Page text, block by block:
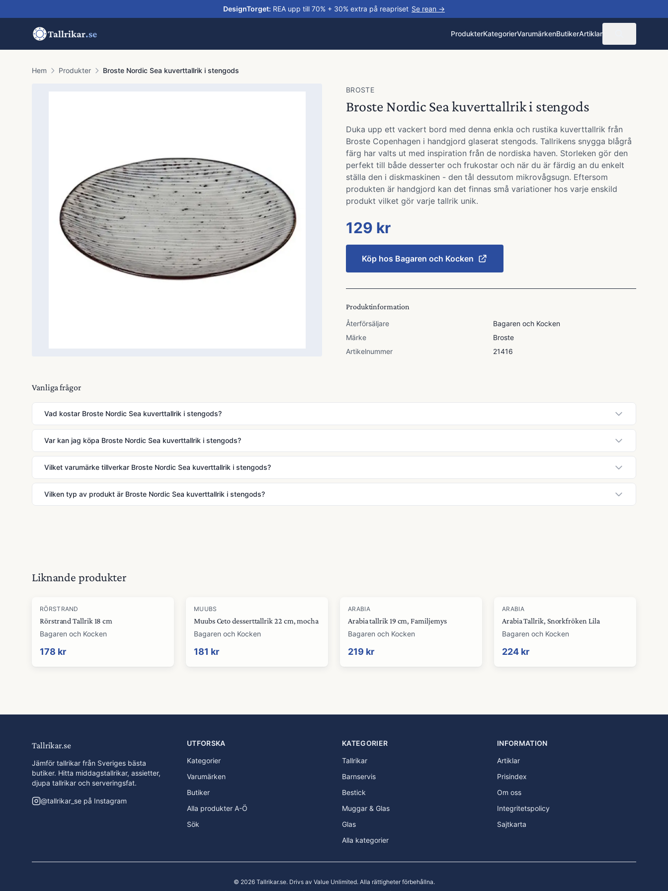
DesignTorget: REA upp till 70% + 30% extra på reapriset Se rean →
Tallrikar.se ProdukterKategorierVarumärkenButikerArtiklar
Hem Produkter Broste Nordic Sea kuverttallrik i stengods
BROSTE
Broste Nordic Sea kuverttallrik i stengods
Duka upp ett vackert bord med denna enkla och rustika kuverttallrik från
Broste Copenhagen i handgjord glaserat stengods. Tallrikens snygga blågrå
färg har valts ut med inspiration från de nordiska haven. Storleken gör den
perfekt till både desserter och frukostar och när du är färdig an du enkelt
ställa den i diskmaskinen - den tål dessutom mikrovågsugn. Eftersom
produkten är handgjord kan det finnas små variationer hos varje enskild
produkt vilket gör varje tallrik unik.
129 kr
Köp hos Bagaren och Kocken
Produktinformation
Återförsäljare
Bagaren och Kocken
Märke
Broste
Artikelnummer
21416
Vanliga frågor
Vad kostar Broste Nordic Sea kuverttallrik i stengods?
Var kan jag köpa Broste Nordic Sea kuverttallrik i stengods?
Vilket varumärke tillverkar Broste Nordic Sea kuverttallrik i stengods?
Vilken typ av produkt är Broste Nordic Sea kuverttallrik i stengods?
Liknande produkter
RÖRSTRAND
Rörstrand Tallrik 18 cm
Bagaren och Kocken
178 kr
MUUBS
Muubs Ceto desserttallrik 22 cm, mocha
Bagaren och Kocken
181 kr
ARABIA
Arabia tallrik 19 cm, Familjemys
Bagaren och Kocken
219 kr
ARABIA
Arabia Tallrik, Snorkfröken Lila
Bagaren och Kocken
224 kr
Tallrikar.se
Jämför tallrikar från Sveriges bästa
butiker. Hitta middagstallrikar, assietter,
djupa tallrikar och serveringsfat.
@tallrikar_se på Instagram
UTFORSKA
Kategorier
Varumärken
Butiker
Alla produkter A-Ö
Sök
KATEGORIER
Tallrikar
Barnservis
Bestick
Muggar & Glas
Glas
Alla kategorier
INFORMATION
Artiklar
Prisindex
Om oss
Integritetspolicy
Sajtkarta
© 2026 Tallrikar.se. Drivs av Value Unlimited. Alla rättigheter förbehållna.